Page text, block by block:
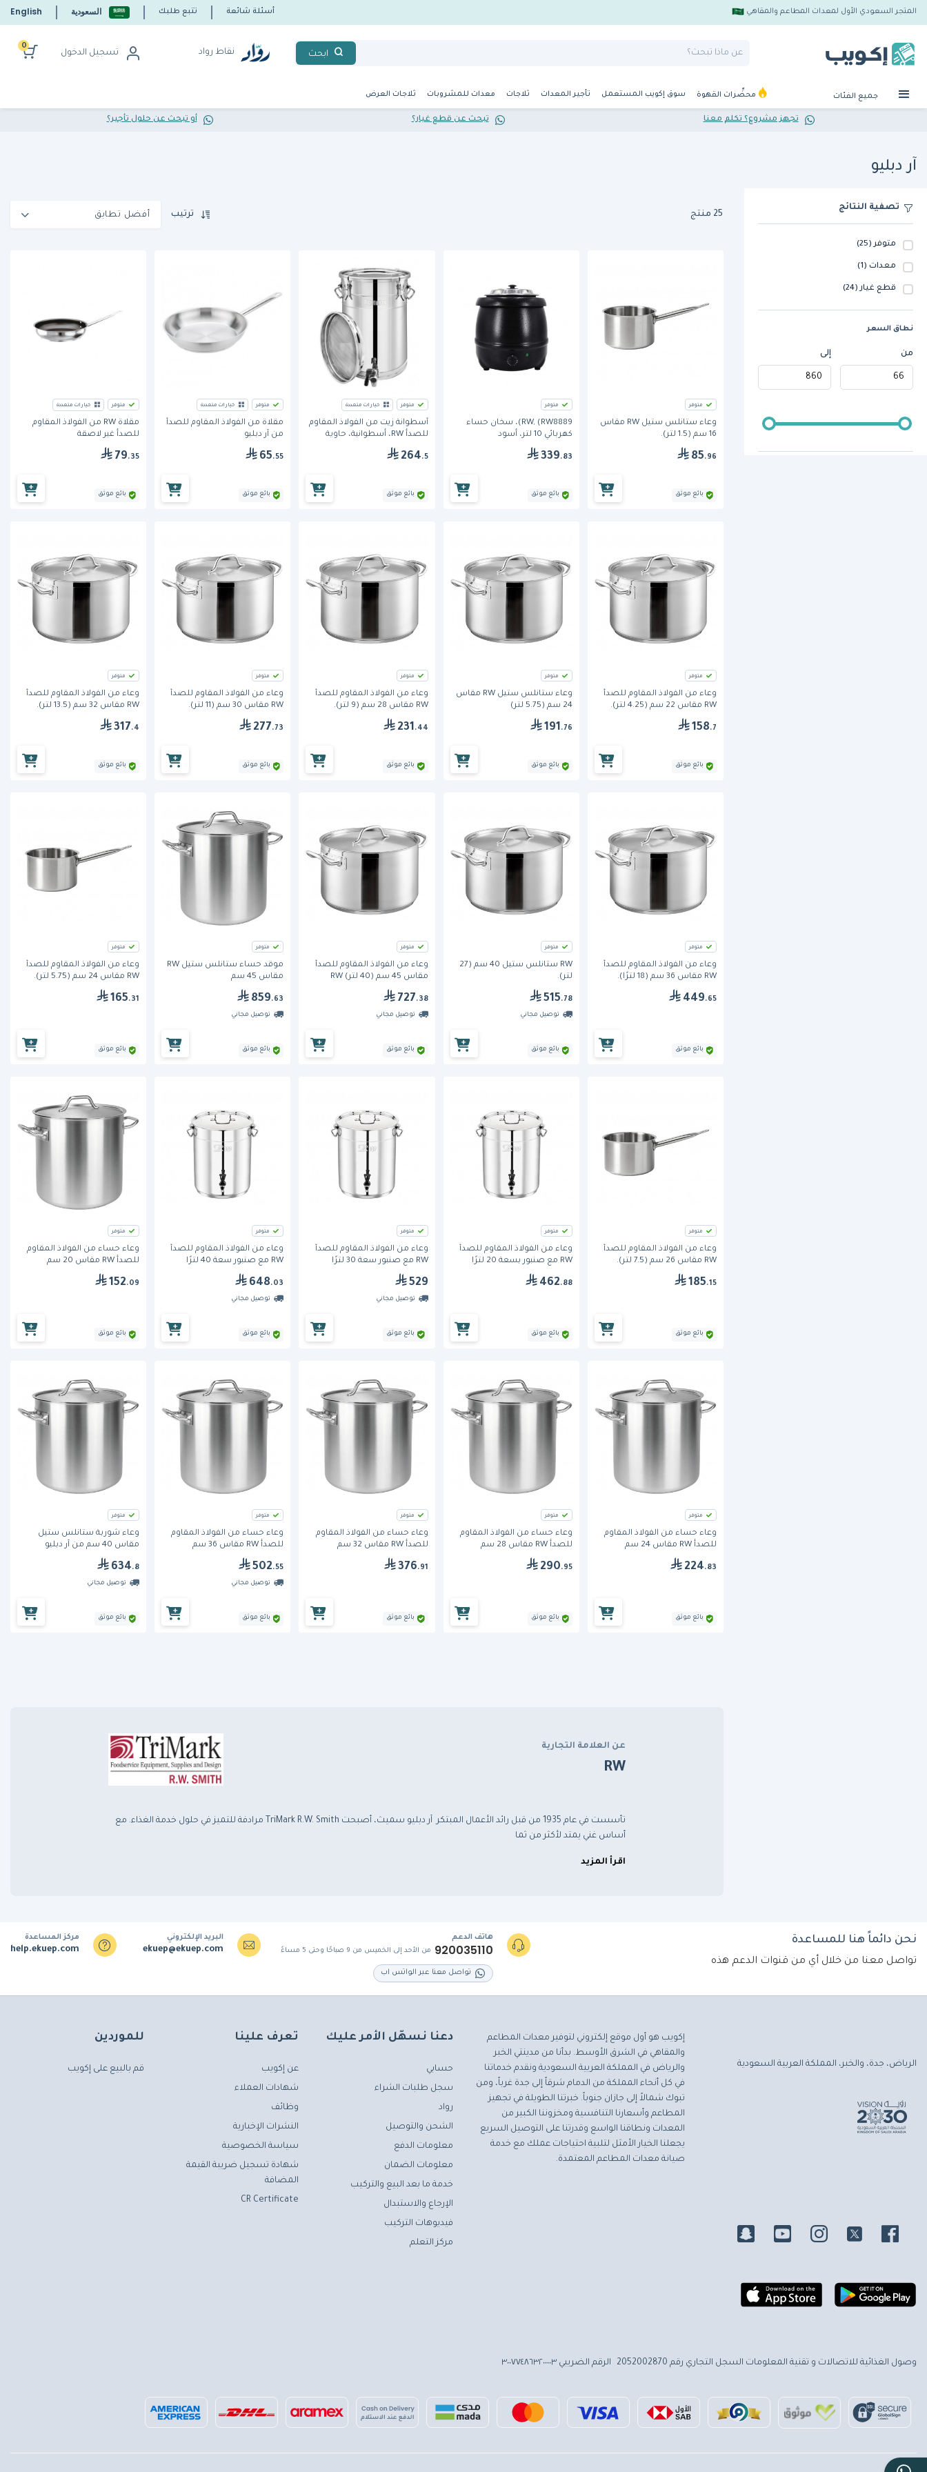
المتجر السعودي الأول لمعدات المطاعم والمقاهي أسئلة شائعة تتبع طلبك السعودية English
ابحث نقاط رواد تسجيل الدخول
0
جميع الفئات محضِّرات القهوة سوق إكويب المستعمل تأجير المعدات ثلاجات معدات للمشروبات ثلاجات العرض
تجهز مشروع؟ تكلم معنا تبحث عن قطع غيار؟ أو تبحث عن حلول تأجير؟
آر دبليو
تصفية النتائج
متوفر(25)
معدات (1)
قطع غيار(24)
نطاق السعر
من إلى
25 منتج ترتيب أفضل تطابق
متوفر
وعاء ستانلس ستيل RW مقاس
16 سم (1.5 لتر).
85.96
بائع موثق
متوفر
RW, (RW8889)، سخان حساء
كهربائي 10 لتر، أسود
339.83
بائع موثق
متوفر خيارات متعددة
أسطوانة زيت من الفولاذ المقاوم
للصدأ RW، أسطوانية، حاوية
تخزين الطعام
264.5
بائع موثق
متوفر خيارات متعددة
مقلاة من الفولاذ المقاوم للصدأ
من آر دبليو
65.55
بائع موثق
متوفر خيارات متعددة
مقلاة RW من الفولاذ المقاوم
للصدأ غير لاصقة
79.35
بائع موثق
متوفر
وعاء من الفولاذ المقاوم للصدأ
RW مقاس 22 سم (4.25 لتر).
158.7
بائع موثق
متوفر
وعاء ستانلس ستيل RW مقاس
24 سم (5.75 لتر)
191.76
بائع موثق
متوفر
وعاء من الفولاذ المقاوم للصدأ
RW مقاس 28 سم (9 لتر).
231.44
بائع موثق
متوفر
وعاء من الفولاذ المقاوم للصدأ
RW مقاس 30 سم (11 لتر).
277.73
بائع موثق
متوفر
وعاء من الفولاذ المقاوم للصدأ
RW مقاس 32 سم (13.5 لتر).
317.4
بائع موثق
متوفر
وعاء من الفولاذ المقاوم للصدأ
RW مقاس 36 سم (18 لترًا).
449.65
بائع موثق
متوفر
RW ستانلس ستيل 40 سم (27
لتر).
515.78
توصيل مجاني
بائع موثق
متوفر
وعاء من الفولاذ المقاوم للصدأ
مقاس 45 سم (40 لتر) RW
727.38
توصيل مجاني
بائع موثق
متوفر
موقد حساء ستانلس ستيل RW
مقاس 45 سم
859.63
توصيل مجاني
بائع موثق
متوفر
وعاء من الفولاذ المقاوم للصدأ
RW مقاس 24 سم (5.75 لتر).
165.31
بائع موثق
متوفر
وعاء من الفولاذ المقاوم للصدأ
RW مقاس 26 سم (7.5 لتر).
185.15
بائع موثق
متوفر
وعاء من الفولاذ المقاوم للصدأ
RW مع صنبور بسعة 20 لترًا
462.88
بائع موثق
متوفر
وعاء من الفولاذ المقاوم للصدأ
RW مع صنبور سعة 30 لترًا
529
توصيل مجاني
بائع موثق
متوفر
وعاء من الفولاذ المقاوم للصدأ
RW مع صنبور سعة 40 لترًا
648.03
توصيل مجاني
بائع موثق
متوفر
وعاء حساء من الفولاذ المقاوم
للصدأ RW مقاس 20 سم
152.09
بائع موثق
متوفر
وعاء حساء من الفولاذ المقاوم
للصدأ RW مقاس 24 سم
224.83
بائع موثق
متوفر
وعاء حساء من الفولاذ المقاوم
للصدأ RW مقاس 28 سم
290.95
بائع موثق
متوفر
وعاء حساء من الفولاذ المقاوم
للصدأ RW مقاس 32 سم
376.91
بائع موثق
متوفر
وعاء حساء من الفولاذ المقاوم
للصدأ RW مقاس 36 سم
502.55
توصيل مجاني
بائع موثق
متوفر
وعاء شوربة ستانلس ستيل
مقاس 40 سم من آر دبليو
634.8
توصيل مجاني
بائع موثق
عن العلامة التجارية
RW
تأسست في عام 1935 من قبل رائد الأعمال المبتكر آر دبليو سميث، أصبحت TriMark R.W. Smith مرادفة للتميز في حلول خدمة الغذاء. مع
أساس غني يمتد لأكثر من ثما
اقرأ المزيد
نحن دائماً هنا للمساعدة
تواصل معنا من خلال أي من قنوات الدعم هذه
هاتف الدعم
920035110 من الأحد إلى الخميس من 9 صباحًا وحتى 5 مساءً
تواصل معنا عبر الواتس اب
البريد الإلكتروني
ekuep@ekuep.com
مركز المساعدة
help.ekuep.com
الرياض، جدة، والخبر، المملكة العربية السعودية
إكويب هو أول موقع إلكتروني لتوفير معدات المطاعم
والمقاهي في الشرق الأوسط. بدأنا من مدينتي الخبر
والرياض في المملكة العربية السعودية ونقدم خدماتنا
في كل أنحاء المملكة من الدمام شرقاً إلى جدة غرباً، ومن
تبوك شمالاً إلى جازان جنوباً. خبرتنا الطويلة في تجهيز
المطاعم وأسعارنا التنافسية ومخزوننا الكبير من
المعدات ونطاقنا الواسع وقدرتنا على التوصيل السريع
يجعلنا الخيار الأمثل لتلبية احتياجات عملك مع خدمة
صيانة معدات المطاعم المعتمدة.
دعنا نسهّل الأمر عليك
حسابي
سجل طلبات الشراء
رواد
الشحن والتوصيل
معلومات الدفع
معلومات الضمان
خدمة ما بعد البيع والتركيب
الإرجاع والاستبدال
فيديوهات التركيب
مركز التعلم
تعرف علينا
عن إكويب
شهادات العملاء
وظائف
النشرات الإخبارية
سياسة الخصوصية
شهادة تسجيل ضريبة القيمة
المضافة
CR Certificate
للموردين
قم بالبيع على إكويب
وصول الغذائية للاتصالات و تقنية المعلومات السجل التجاري رقم 2052002870 الرقم الضريبي ٣٠٠٧٧٤٨٦٣٢٠٠٠٠٣